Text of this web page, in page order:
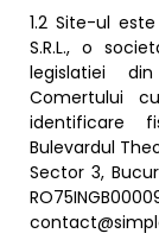
1.2 Site-ul
S.R.L., o
legislatiei
Comertului
identificare
Bulevardul
Sector 3,